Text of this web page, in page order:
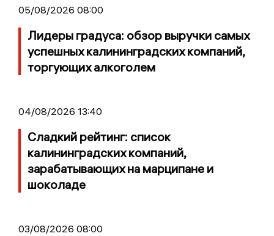
05/08/2026 08:00
Лидеры градуса: обзор выручки самых
успешных калининградских компаний,
торгующих алкоголем
04/08/2026 13:40
Сладкий рейтинг: список
калининградских компаний,
зарабатывающих на марципане и
шоколаде
03/08/2026 08:00